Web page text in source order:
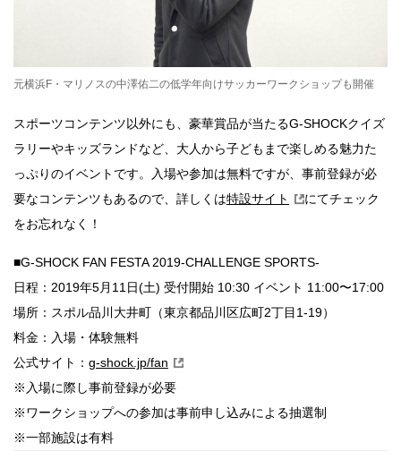
元横浜F・マリノスの中澤佑二の低学年向けサッカーワークショップも開催
スポーツコンテンツ以外にも、豪華賞品が当たるG-SHOCKクイズ
ラリーやキッズランドなど、大人から子どもまで楽しめる魅力た
っぷりのイベントです。入場や参加は無料ですが、事前登録が必
要なコンテンツもあるので、詳しくは特設サイト
にてチェック
をお忘れなく！
■G-SHOCK FAN FESTA 2019-CHALLENGE SPORTS-
日程：2019年5月11日(土) 受付開始 10:30 イベント 11:00〜17:00
場所：スポル品川大井町（東京都品川区広町2丁目1-19）
料金：入場・体験無料
公式サイト： g-shock.jp/fan
※入場に際し事前登録が必要
※ワークショップへの参加は事前申し込みによる抽選制
※一部施設は有料